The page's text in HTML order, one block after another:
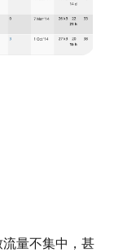
量不集中，甚